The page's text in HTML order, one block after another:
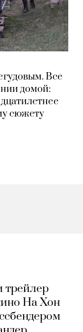
Все
домой:
сюжету
трейлер
На Хон